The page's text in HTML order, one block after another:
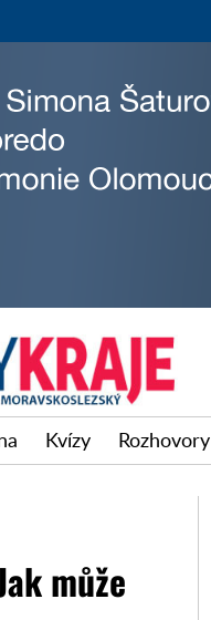
Kvízy Rozhovory
může